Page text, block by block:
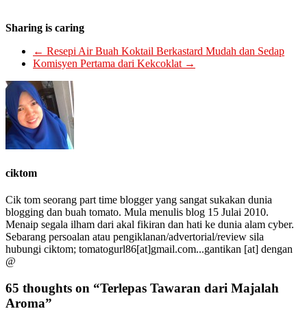
Sharing is caring
← Resepi Air Buah Koktail Berkastard Mudah dan Sedap
Komisyen Pertama dari Kekcoklat →
ciktom
Cik tom seorang part time blogger yang sangat sukakan dunia
blogging dan buah tomato. Mula menulis blog 15 Julai 2010.
Menaip segala ilham dari akal fikiran dan hati ke dunia alam cyber.
Sebarang persoalan atau pengiklanan/advertorial/review sila
hubungi ciktom; tomatogurl86[at]gmail.com...gantikan [at] dengan
@
65 thoughts on “Terlepas Tawaran dari Majalah
Aroma”